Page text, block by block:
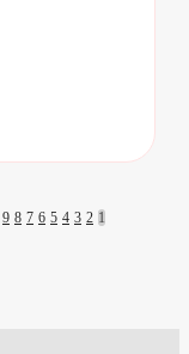
1
2
3
4
5
6
7
8
9